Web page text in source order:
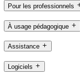
Pour les professionnels
À usage pédagogique
Assistance
Logiciels